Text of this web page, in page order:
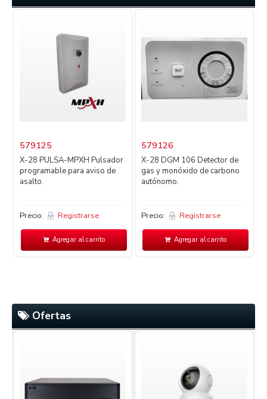
579125
X-28 PULSA-MPXH Pulsador
programable para aviso de
asalto.
Precio: Registrarse
Agregar al carrito
579126
X-28 DGM 106 Detector de
gas y monóxido de carbono
autónomo.
Precio: Registrarse
Agregar al carrito
Ofertas